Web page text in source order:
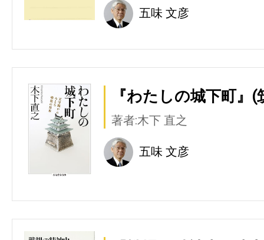
五味 文彦
『わたしの城下町』(
著者:木下 直之
五味 文彦